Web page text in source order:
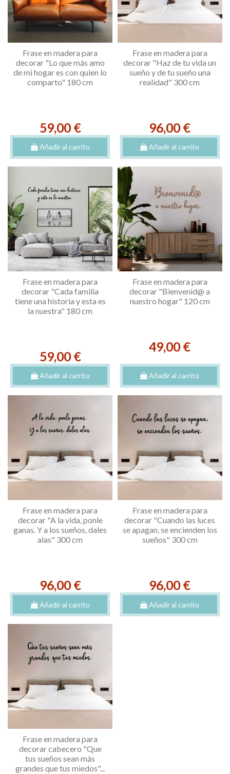
Frase en madera para
decorar "Lo que más amo
de mi hogar es con quien lo
comparto" 180 cm
59,00 €
Añadir al carrito
Frase en madera para
decorar "Haz de tu vida un
sueño y de tu sueño una
realidad" 300 cm
96,00 €
Añadir al carrito
Frase en madera para
decorar "Cada familia
tiene una historia y esta es
la nuestra" 180 cm
59,00 €
Añadir al carrito
Frase en madera para
decorar "Bienvenid@ a
nuestro hogar" 120 cm
49,00 €
Añadir al carrito
Frase en madera para
decorar "A la vida, ponle
ganas. Y a los sueños, dales
alas" 300 cm
96,00 €
Añadir al carrito
Frase en madera para
decorar "Cuando las luces
se apagan, se encienden los
sueños" 300 cm
96,00 €
Añadir al carrito
Frase en madera para
decorar cabecero "Que
tus sueños sean más
grandes que tus miedos"...